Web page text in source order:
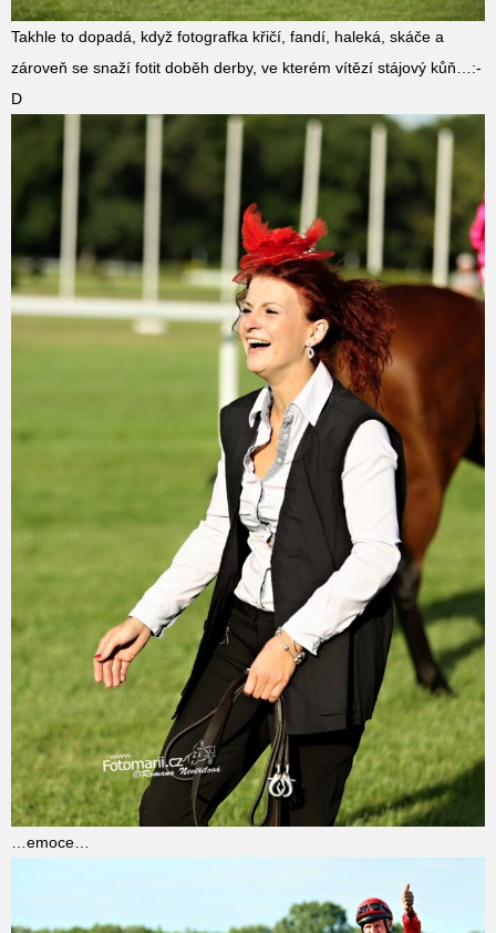
Takhle to dopadá, když fotografka křičí, fandí, haleká, skáče a
zároveň se snaží fotit doběh derby, ve kterém vítězí stájový kůň…:-
D
…emoce…